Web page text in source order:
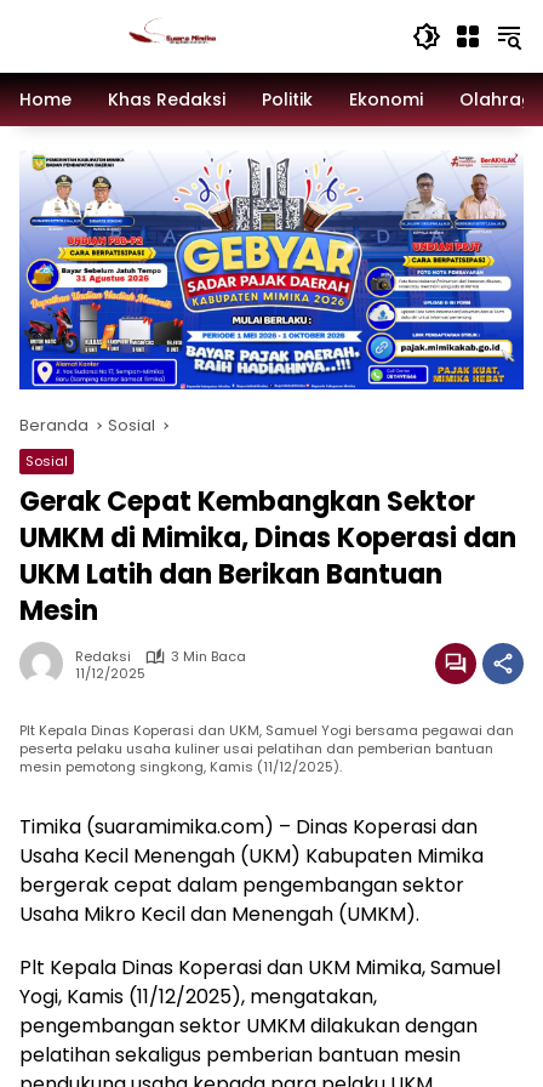
Home
Khas Redaksi Politik Ekonomi
Beranda Sosial
Sosial
Gerak Cepat Kembangkan Sektor
UMKM di Mimika, Dinas Koperasi dan
UKM Latih dan Berikan Bantuan
Mesin
Redaksi
3 Min Baca
11/12/2025
Plt Kepala Dinas Koperasi dan UKM, Samuel Yogi bersama pegawai dan
peserta pelaku usaha kuliner usai pelatihan dan pemberian bantuan
mesin pemotong singkong, Kamis (11/12/2025).
Timika (suaramimika.com) – Dinas Koperasi dan
Usaha Kecil Menengah (UKM) Kabupaten Mimika
bergerak cepat dalam pengembangan sektor
Usaha Mikro Kecil dan Menengah (UMKM).
Plt Kepala Dinas Koperasi dan UKM Mimika, Samuel
Yogi, Kamis (11/12/2025), mengatakan,
pengembangan sektor UMKM dilakukan dengan
pelatihan sekaligus pemberian bantuan mesin